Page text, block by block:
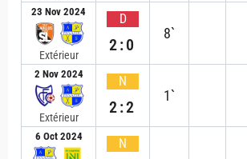
23 Nov 2024
Extérieur
D
2:0
8`
2 Nov 2024
Extérieur
N
2:2
1`
6 Oct 2024 N